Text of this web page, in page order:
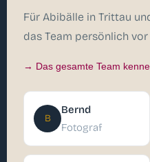
Für Abibälle in Trittau
das Team persönlich vor
→ Das gesamte Team
B
Bernd
Fotograf